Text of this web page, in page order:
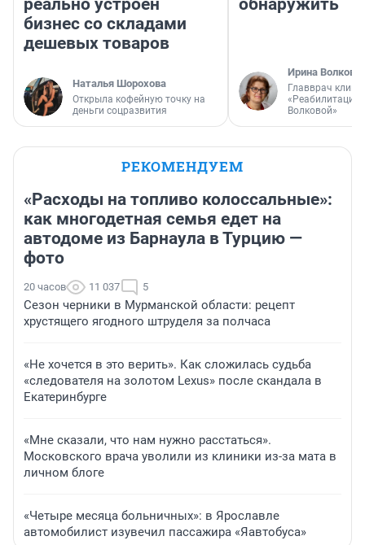
реально устроен
бизнес со складами
дешевых товаров
Наталья Шорохова
Открыла кофейную точку на
деньги соцразвития
обнаружить
Ирина Волкова
Главврач
«Реабилитация
Волковой»
РЕКОМЕНДУЕМ
«Расходы на топливо колоссальные»:
как многодетная семья едет на
автодоме из Барнаула в Турцию —
фото
20 часов 11 037 5
Сезон черники в Мурманской области: рецепт
хрустящего ягодного штруделя за полчаса
«Не хочется в это верить». Как сложилась судьба
«следователя на золотом Lexus» после скандала в
Екатеринбурге
«Мне сказали, что нам нужно расстаться».
Московского врача уволили из клиники из-за мата в
личном блоге
«Четыре месяца больничных»: в Ярославле
автомобилист изувечил пассажира «Яавтобуса»